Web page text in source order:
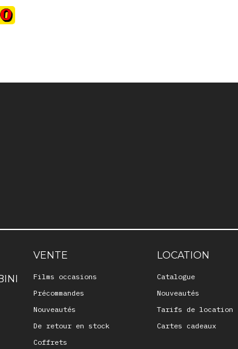
VENTE
Films occasions
Précommandes
Nouveautés
De retour en stock
Coffrets
LOCATION
Catalogue
Nouveautés
Tarifs de location
Cartes cadeaux